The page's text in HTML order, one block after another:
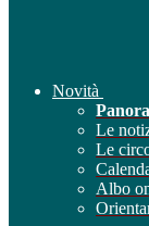
Novità
Le
Le
Albo